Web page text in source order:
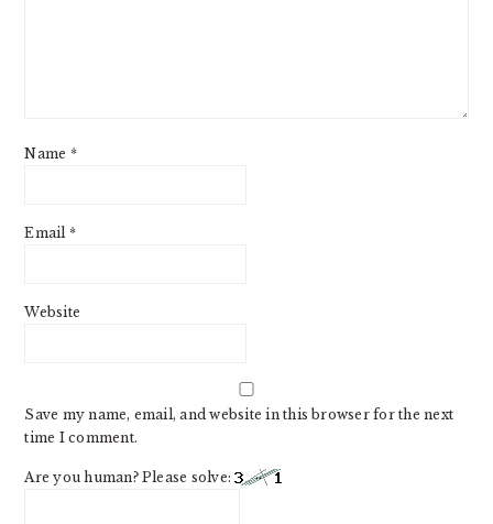
Name *
Email *
Website
Save my name, email, and website in this browser for the next
time I comment.
Are you human? Please solve: